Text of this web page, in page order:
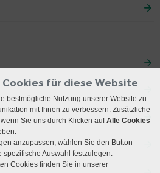
für diese Website
bestmögliche Nutzung unserer Website zu
mit Ihnen zu verbessern. Zusätzliche
Sie uns durch Klicken aufAlle Cookies
anzupassen, wählen Sie den Button
Auswahl festzulegen.
Cookies finden Sie in unserer